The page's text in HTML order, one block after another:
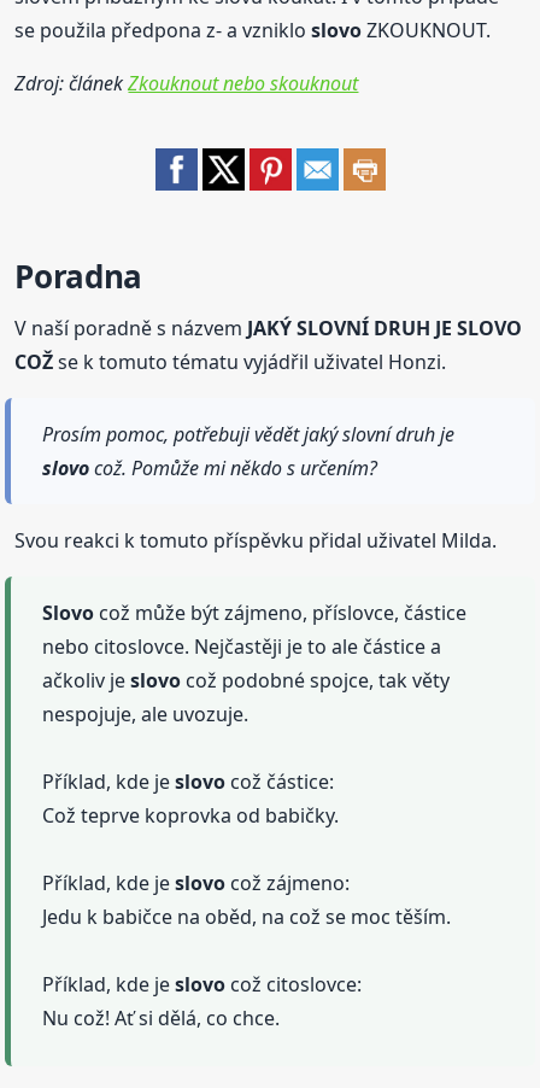
se použila předpona z- a vznikloslovoZKOUKNOUT.
Zdroj: článekZkouknout nebo skouknout
Poradna
V naší poradně s názvem JAKÝ SLOVNÍ DRUH JE SLOVO
COŽse k tomuto tématu vyjádřil uživatel Honzi.
Prosím pomoc, potřebuji vědět jaký slovní druh je
slovocož. Pomůže mi někdo s určením?
Svou reakci k tomuto příspěvku přidal uživatel Milda.
Slovo což může být zájmeno, příslovce, částice
nebo citoslovce. Nejčastěji je to ale částice a
ačkoliv jeslovo což podobné spojce, tak věty
nespojuje, ale uvozuje.
Příklad, kde jeslovo což částice:
Což teprve koprovka od babičky.
Příklad, kde jeslovo což zájmeno:
Jedu k babičce na oběd, na což se moc těším.
Příklad, kde jeslovo což citoslovce:
Nu což! Ať si dělá, co chce.